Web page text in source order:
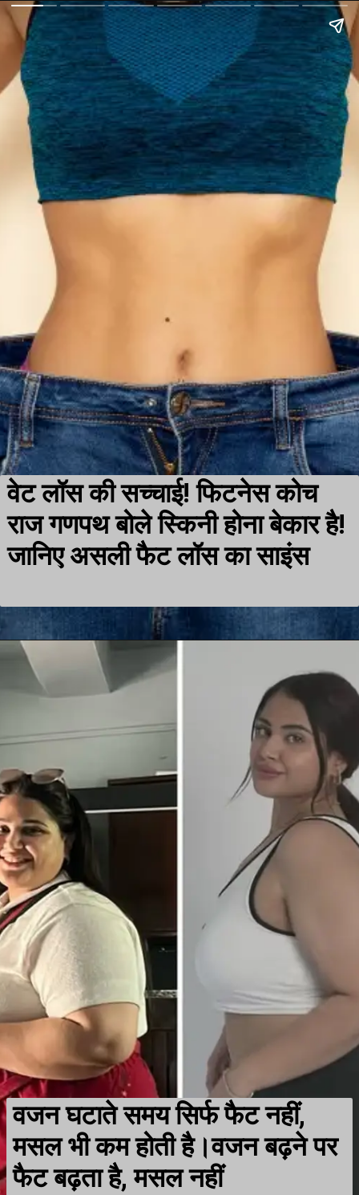
वेट लॉस की सच्चाई! फिटनेस कोच
राज गणपथ बोले स्किनी होना बेकारहै!
जानिए असली फैट लॉस का साइंस
वजन घटाते समय सिर्फ फैट नहीं,
मसल भी कम होती है।वजन बढ़ने पर
फैट बढ़ता है, मसल नहीं